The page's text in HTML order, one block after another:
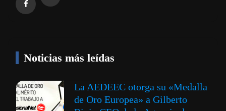
Noticias más leídas
La AEDEEC otorga su «Medalla
de Oro Europea» a Gilberto